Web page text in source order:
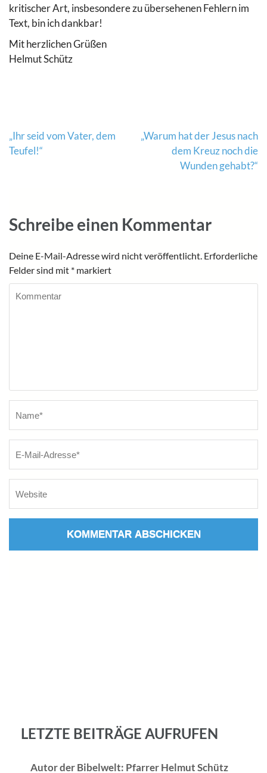
kritischer Art, insbesondere zu übersehenen Fehlern im
Text, bin ich dankbar!
Mit herzlichen Grüßen
Helmut Schütz
Beitragsnavigation
„Ihr seid vom Vater, dem
Teufel!“
„Warum hat der Jesus nach
dem Kreuz noch die
Wunden gehabt?“
Schreibe einen Kommentar
Deine E-Mail-Adresse wird nicht veröffentlicht. Erforderliche
Felder sind mit * markiert
LETZTE BEITRÄGE AUFRUFEN
Autor der Bibelwelt: Pfarrer Helmut Schütz